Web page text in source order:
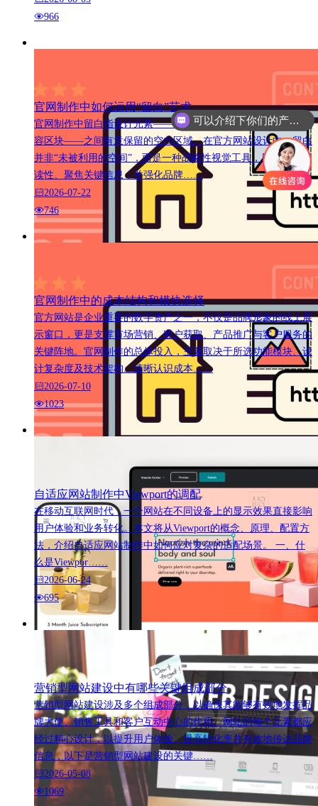
966
官网制作中如何运用“留白”艺术
官网制作中留白指设计元素——如文本、图像、按钮、图标及内
容区块——之间有意保留的空白区域。在官方网站设计中，留白
并非“未被利用的空间”，而是一种战略性视觉工具，用以提升可
读性、聚焦关键信息，并强化品牌……
2026-07-22
746
官网制作中的成本结构和模块选择
官方网站是企业重要的数字资产之一，不仅是品牌形象的线上展
示窗口，更是支撑市场营销、客户获取、产品推广与客户服务的
关键阵地。官网制作的总体投入，主要取决于所选功能模块、设
计复杂度及技术架构。清晰认识成本……
2026-07-10
1023
自适应网站制作中Viewport的调配
在移动互联网时代，一个网站在不同设备上的显示效果直接影响
用户体验和业务转化。本文将从Viewport的概念、原理、配置方
法，介绍自适应网站制作中如何应对复杂的适配场景。 一、什
么是Viewpor……
2026-06-24
695
营销型网站建设中有哪些关键组成部分
营销型网站建设涉及多个组成部分，以确保其能够有效地发挥品
牌大使、销售工具和客户互动中心的作用。网站的每个元素都应
经过精心设计，以提升用户体验、提高转化率并有效地传达品牌
信息，以下是营销型网站建设的关键……
2026-05-08
1069
可以介绍下你们的产品么